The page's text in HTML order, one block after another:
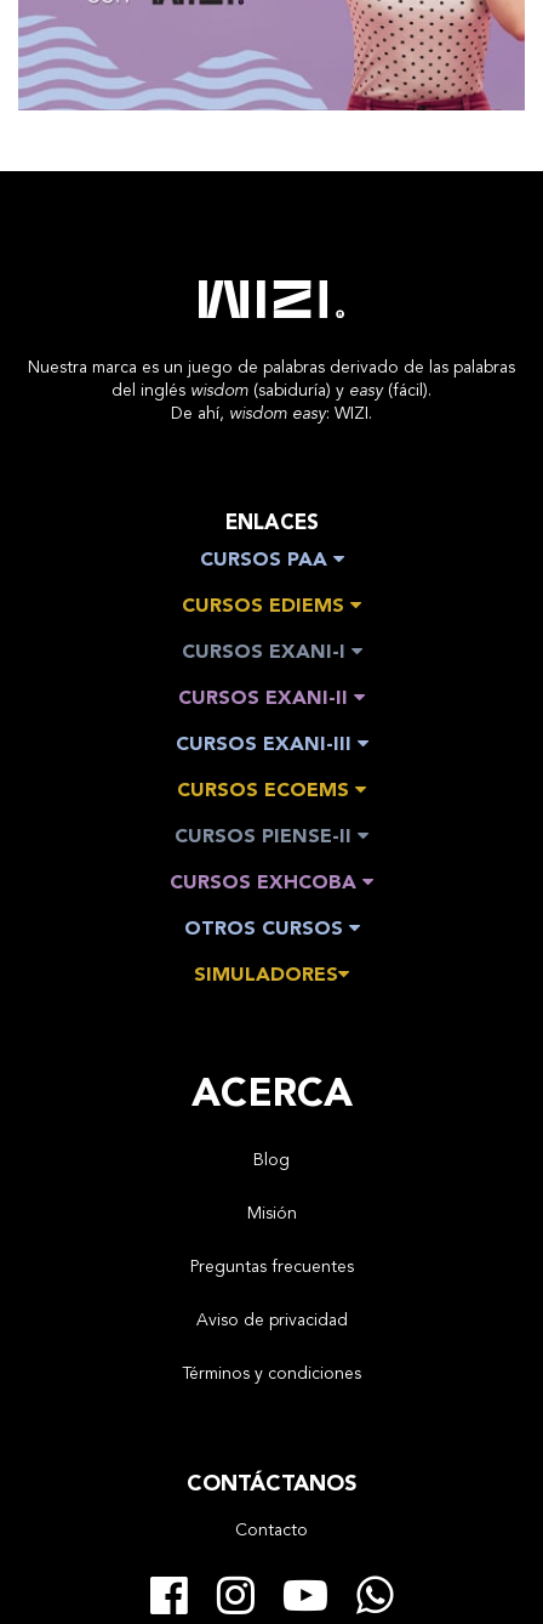
Nuestra marca es un juego de palabras derivado de las palabras
del inglés wisdom (sabiduría) y easy(fácil).
De ahí, wisdom easy: WIZI.
ENLACES
CURSOS PAA
CURSOS EDIEMS
CURSOS EXANI-I
CURSOS EXANI-II
CURSOS EXANI-III
CURSOS ECOEMS
CURSOS PIENSE-II
CURSOS EXHCOBA
OTROS CURSOS
SIMULADORES
ACERCA
Blog
Misión
Preguntas frecuentes
Aviso de privacidad
Términos y condiciones
CONTÁCTANOS
Contacto
Facebook
Instagram
YouTube